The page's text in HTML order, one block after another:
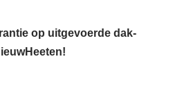
op uitgevoerde dak-